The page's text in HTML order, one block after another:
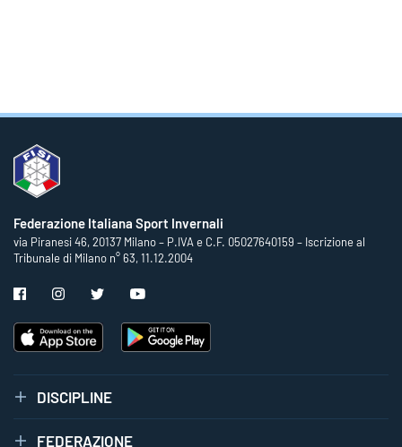
Federazione Italiana Sport Invernali
via Piranesi 46, 20137 Milano – P.IVA e C.F. 05027640159 – Iscrizione al
Tribunale di Milano n° 63, 11.12.2004
DISCIPLINE
FEDERAZIONE